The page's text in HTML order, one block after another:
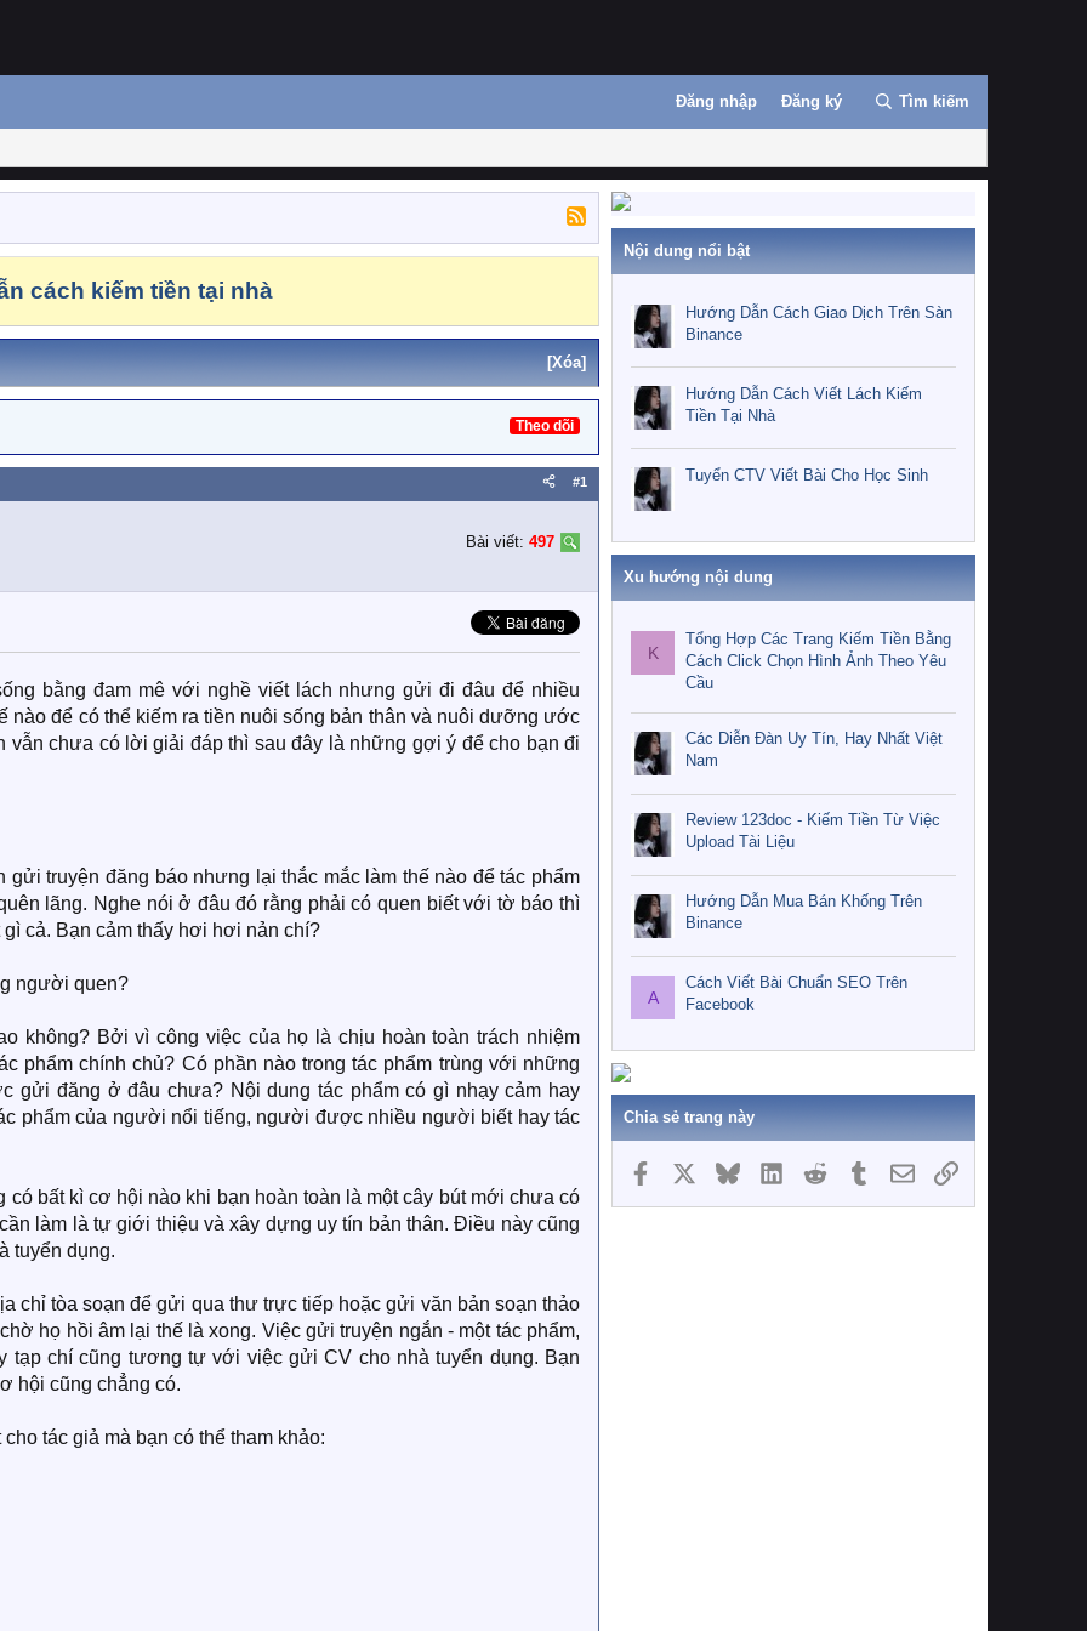
Đăng nhập Đăng ký Tìm kiếm
cách kiếm tiền tại nhà
[Xóa]
Theo dõi
#1
Bài viết: 497
bằng đam mê với nghề viết lách nhưng gửi đi đâu để nhiều
nào để có thể kiếm ra tiền nuôi sống bản thân và nuôi dưỡng ước
chưa có lời giải đáp thì sau đây là những gợi ý để cho bạn đi
truyện đăng báo nhưng lại thắc mắc làm thế nào để tác phẩm
lãng. Nghe nói ở đâu đó rằng phải có quen biết với tờ báo thì
cả. Bạn cảm thấy hơi hơi nản chí?
người quen?
không? Bởi vì công việc của họ là chịu hoàn toàn trách nhiệm
phẩm chính chủ? Có phần nào trong tác phẩm trùng với những
gửi đăng ở đâu chưa? Nội dung tác phẩm có gì nhạy cảm hay
phẩm của người nổi tiếng, người được nhiều người biết hay tác
bất kì cơ hội nào khi bạn hoàn toàn là một cây bút mới chưa có
làm là tự giới thiệu và xây dựng uy tín bản thân. Điều này cũng
tuyển dụng.
chỉ tòa soạn để gửi qua thư trực tiếp hoặc gửi văn bản soạn thảo
họ hồi âm lại thế là xong. Việc gửi truyện ngắn - một tác phẩm,
tạp chí cũng tương tự với việc gửi CV cho nhà tuyển dụng. Bạn
hội cũng chẳng có.
tác giả mà bạn có thể tham khảo:
Nội dung nổi bật
Hướng Dẫn Cách Giao Dịch Trên Sàn
Binance
Hướng Dẫn Cách Viết Lách Kiếm
Tiền Tại Nhà
Tuyển CTV Viết Bài Cho Học Sinh
Xu hướng nội dung
K
Tổng Hợp Các Trang Kiếm Tiền Bằng
Cách Click Chọn Hình Ảnh Theo Yêu
Cầu
Các Diễn Đàn Uy Tín, Hay Nhất Việt
Nam
Review 123doc - Kiếm Tiền Từ Việc
Upload Tài Liệu
Hướng Dẫn Mua Bán Khống Trên
Binance
A
Cách Viết Bài Chuẩn SEO Trên
Facebook
Chia sẻ trang này
Facebook BlueskyLinkedInReddit TumblrEmailLink